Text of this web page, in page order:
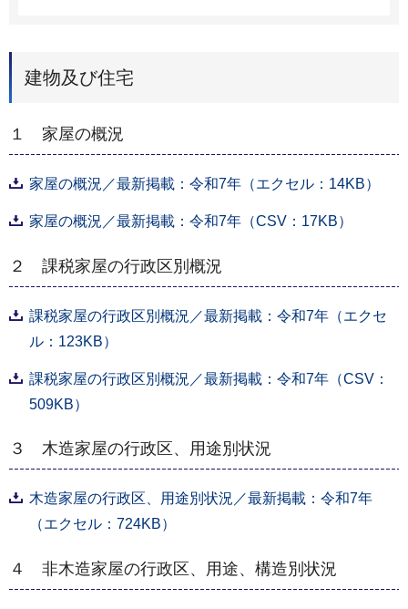
建物及び住宅
１ 家屋の概況
家屋の概況／最新掲載：令和7年（エクセル：14KB）
家屋の概況／最新掲載：令和7年（CSV：17KB）
２ 課税家屋の⾏政区別概況
課税家屋の⾏政区別概況／最新掲載：令和7年（エクセ
ル：123KB）
課税家屋の⾏政区別概況／最新掲載：令和7年（CSV：
509KB）
３ 木造家屋の行政区、用途別状況
木造家屋の行政区、用途別状況／最新掲載：令和7年
（エクセル：724KB）
４ 非木造家屋の行政区、用途、構造別状況